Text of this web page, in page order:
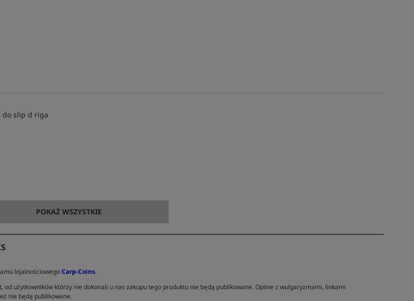
do slip d riga
POKAŻ WSZYSTKIE
lojalnościowegoCarp-Coins.
użytkowników którzy nie dokonali u nas zakupu tego produktu nie będą publikowane. Opinie z wulgaryzmami, linkami
nie będą publikowane.